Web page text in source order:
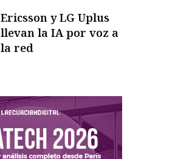
Ericsson y LG Uplus
llevan la IA por voz a
la red